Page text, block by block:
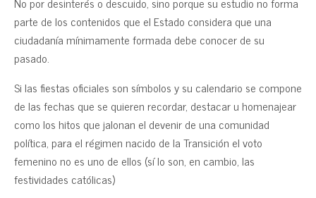
parte de los contenidos que el Estado considera que una
ciudadanía mínimamente formada debe conocer de su
pasado.
Si las fiestas oficiales son símbolos y su calendario se compone
de las fechas que se quieren recordar, destacar u homenajear
como los hitos que jalonan el devenir de una comunidad
política, para el régimen nacido de la Transición el voto
femenino no es uno de ellos (sí lo son, en cambio, las
festividades católicas)